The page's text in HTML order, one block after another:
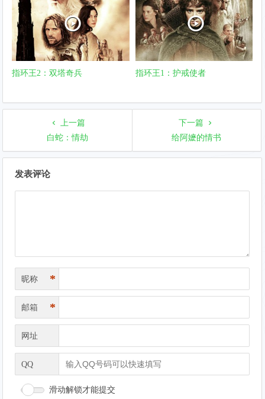
指环王2：双塔奇兵 指环王1：护戒使者
上一篇
白蛇：情劫
下一篇
给阿嬷的情书
发表评论
昵称 *
邮箱 *
网址
QQ
滑动解锁才能提交